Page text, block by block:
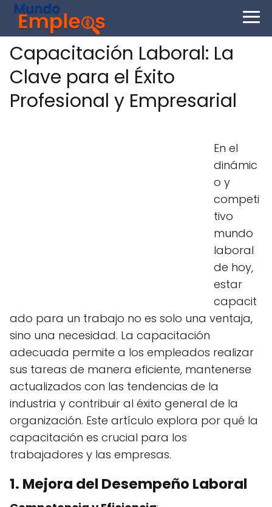
Capacitación Laboral: La
Clave para el Éxito
Profesional y Empresarial
En el
dinámic
o y
competi
tivo
mundo
laboral
de hoy,
estar
capacit
ado para un trabajo no es solo una ventaja,
sino una necesidad. La capacitación
adecuada permite a los empleados realizar
sus tareas de manera eficiente, mantenerse
actualizados con las tendencias de la
industria y contribuir al éxito general de la
organización. Este artículo explora por qué la
capacitación es crucial para los
trabajadores y las empresas.
1. Mejora del Desempeño Laboral